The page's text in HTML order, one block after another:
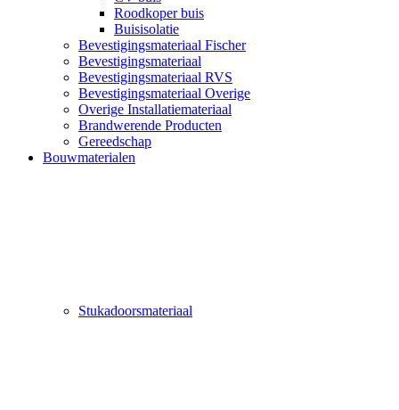
Roodkoper buis
Buisisolatie
Bevestigingsmateriaal Fischer
Bevestigingsmateriaal
Bevestigingsmateriaal RVS
Bevestigingsmateriaal Overige
Overige Installatiemateriaal
Brandwerende Producten
Gereedschap
Bouwmaterialen
Stukadoorsmateriaal